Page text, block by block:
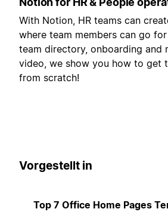
With Notion, HR teams can
where team members can go
team directory, onboarding and
video, we show you how to get
from scratch!
Vorgestellt in
Top 7 Office Home Pages